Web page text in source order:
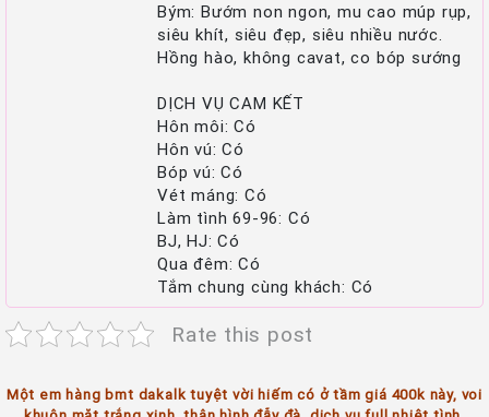
Bým: Bướm non ngon, mu cao múp rụp,
siêu khít, siêu đẹp, siêu nhiều nước.
Hồng hào, không cavat, co bóp sướng
DỊCH VỤ CAM KẾT
Hôn môi: Có
Hôn vú: Có
Bóp vú: Có
Vét máng: Có
Làm tình 69-96: Có
BJ, HJ: Có
Qua đêm: Có
Tắm chung cùng khách: Có
Rate this post
Một em hàng bmt dakalk tuyệt vời hiếm có ở tầm giá 400k này, voi